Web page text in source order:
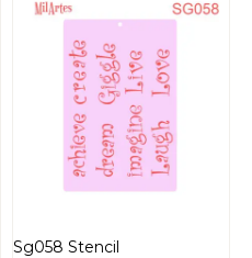
Sg058 Stencil